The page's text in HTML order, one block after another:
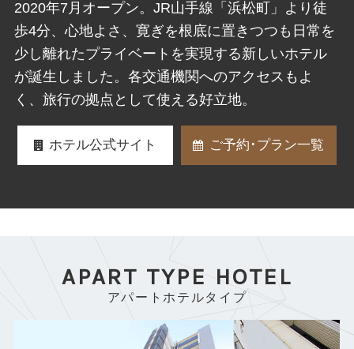
2020年7月オープン。JR山手線「浜松町」より徒
歩4分、心地よさ、寛ぎを根底に置きつつも日常を
少し離れたプライベートを実現する新しいホテル
が誕生しました。各交通機関へのアクセスもよ
く、旅行の拠点として使える好立地。
ホテル公式サイト ご予約･プラン一覧
APART TYPE HOTEL
アパートホテルタイプ